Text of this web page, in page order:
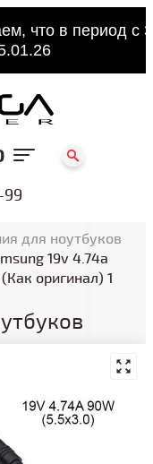
что в период с
99
для ноутбуков
19v 4.74a
оригинал) 1